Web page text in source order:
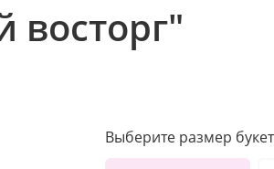
Выберите размер